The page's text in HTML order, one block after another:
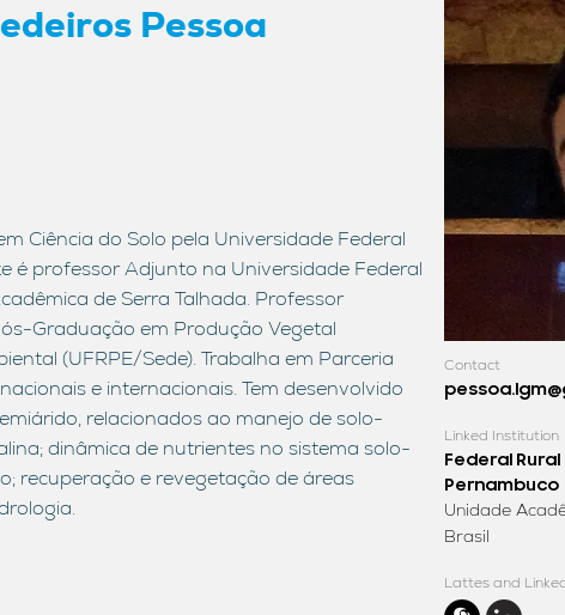
Pessoa
Ciência do Solo pela Universidade Federal
é professor Adjunto na Universidade Federal
de Serra Talhada. Professor
Graduação em Produção Vegetal
(UFRPE/Sede). Trabalha em Parceria
e internacionais. Tem desenvolvido
relacionados ao manejo de solo-
dinâmica de nutrientes no sistema solo-
recuperação e revegetação de áreas
Contact
Linked Institution
Federal
Pernambuco
Unidade
Brasil
Lattes and